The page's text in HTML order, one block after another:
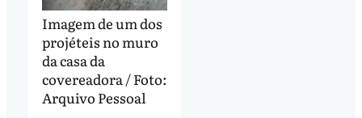
Imagem de um dos
projéteis no muro
da casa da
covereadora / Foto:
Arquivo Pessoal